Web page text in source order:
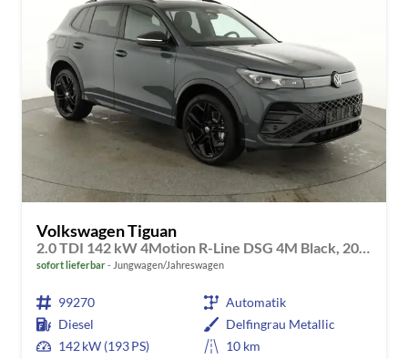
Volkswagen Tiguan
2.0 TDI 142 kW 4Motion R-Line DSG 4M Black, 20-Zoll, Pano, Leder, IQ.Light, AHK, Navi, Side, AreaView, Winter
sofort lieferbar Jungwagen/Jahreswagen
99270
Automatik
Diesel
Delfingrau Metallic
142 kW (193 PS)
10 km